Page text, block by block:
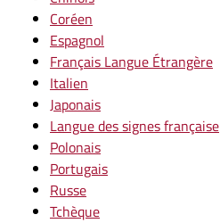
Coréen
Espagnol
Français Langue Étrangère
Italien
Japonais
Langue des signes française
Polonais
Portugais
Russe
Tchèque